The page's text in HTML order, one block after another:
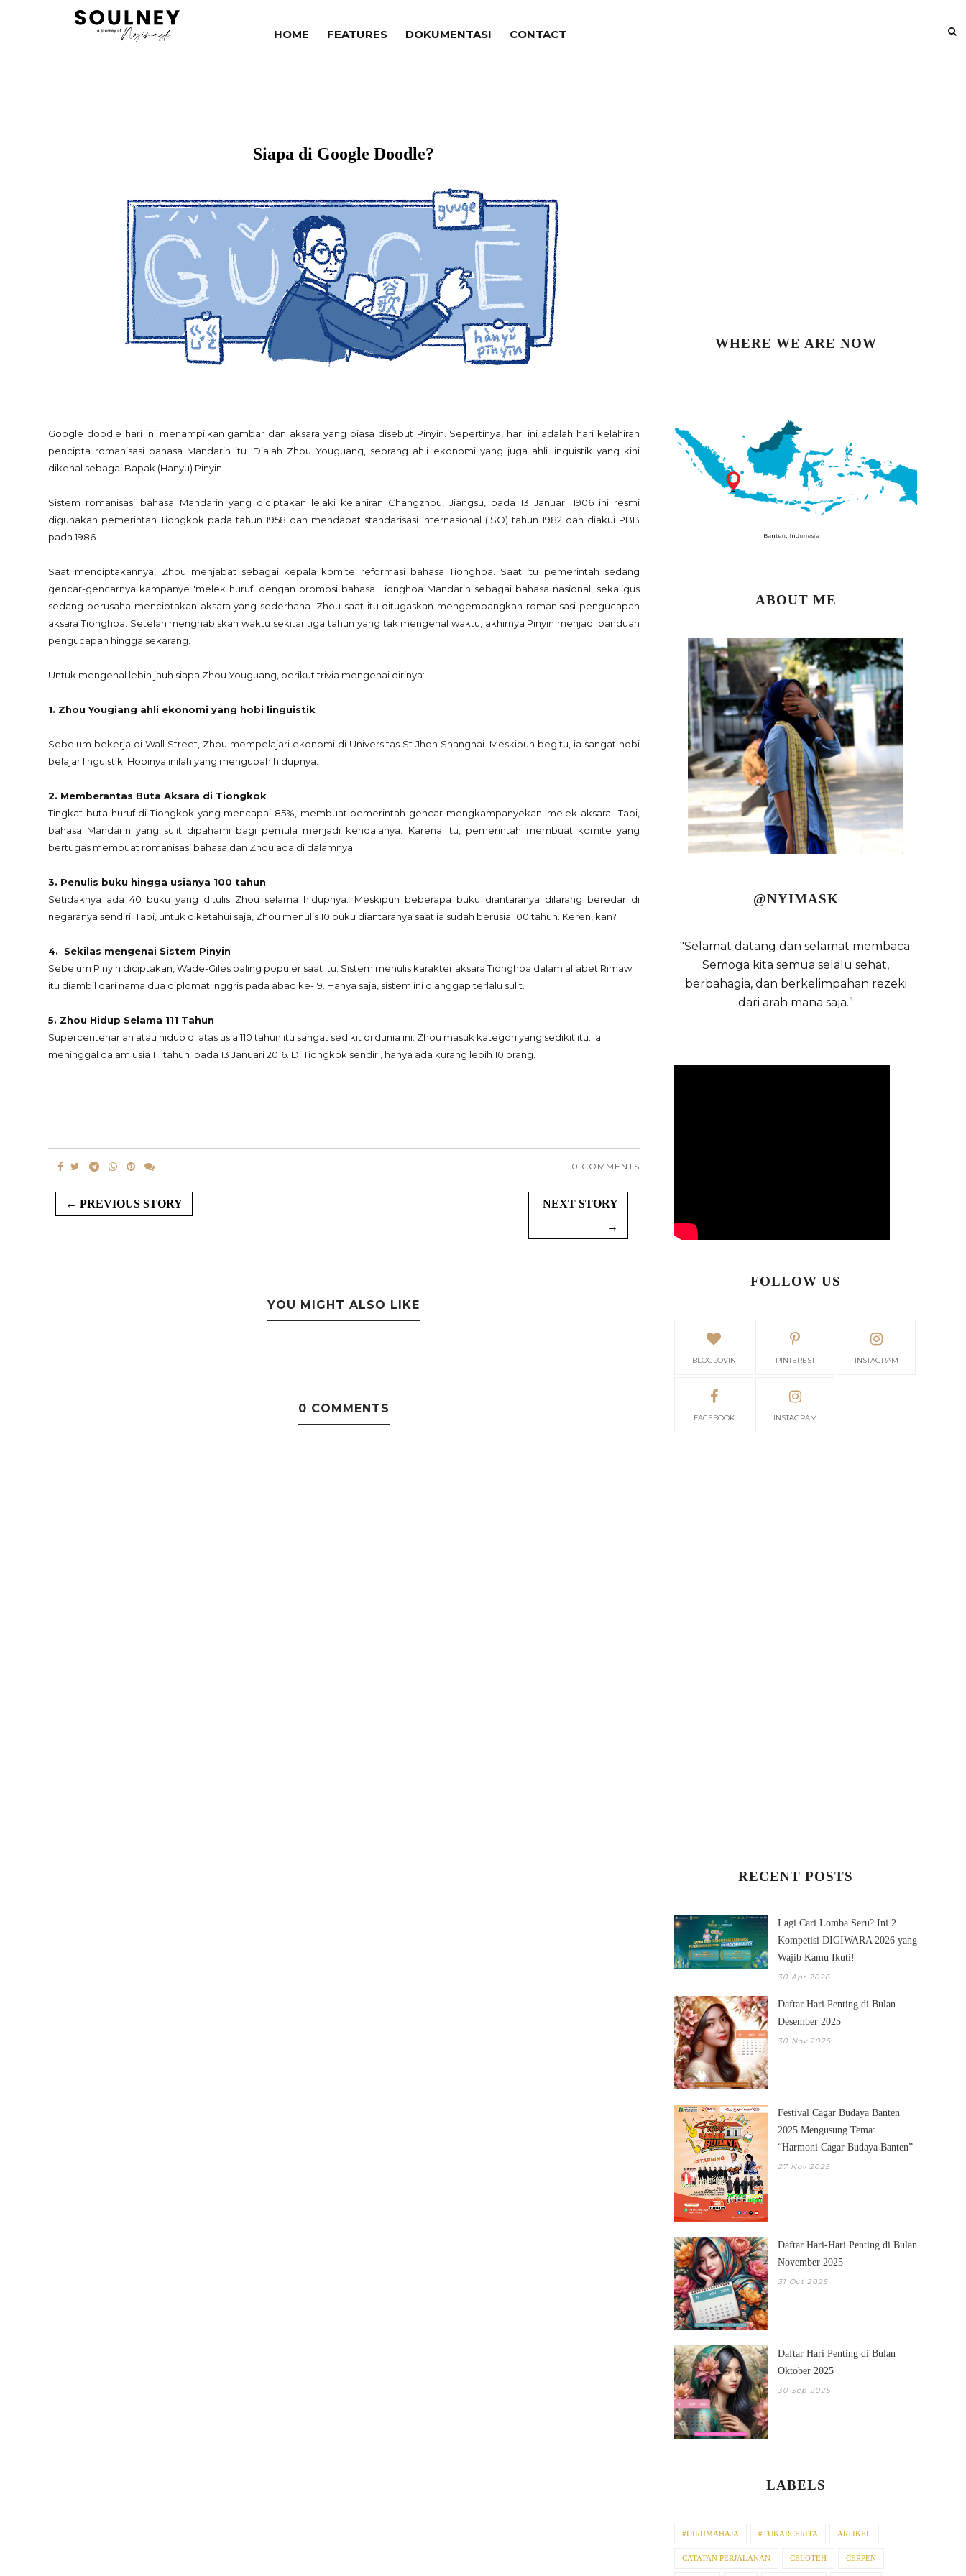
HOME FEATURES DOKUMENTASI CONTACT
Siapa di Google Doodle?
Google doodle hari ini menampilkan gambar dan aksara yang biasa disebut Pinyin. Sepertinya, hari ini adalah hari kelahiran
pencipta romanisasi bahasa Mandarin itu. Dialah Zhou Youguang, seorang ahli ekonomi yang juga ahli linguistik yang kini
dikenal sebagai Bapak (Hanyu) Pinyin.
Sistem romanisasi bahasa Mandarin yang diciptakan lelaki kelahiran Changzhou, Jiangsu, pada 13 Januari 1906 ini resmi
digunakan pemerintah Tiongkok pada tahun 1958 dan mendapat standarisasi internasional (ISO) tahun 1982 dan diakui PBB
pada 1986.
Saat menciptakannya, Zhou menjabat sebagai kepala komite reformasi bahasa Tionghoa. Saat itu pemerintah sedang
gencar-gencarnya kampanye 'melek huruf' dengan promosi bahasa Tionghoa Mandarin sebagai bahasa nasional, sekaligus
sedang berusaha menciptakan aksara yang sederhana. Zhou saat itu ditugaskan mengembangkan romanisasi pengucapan
aksara Tionghoa. Setelah menghabiskan waktu sekitar tiga tahun yang tak mengenal waktu, akhirnya Pinyin menjadi panduan
pengucapan hingga sekarang.
Untuk mengenal lebih jauh siapa Zhou Youguang, berikut trivia mengenai dirinya:
1. Zhou Yougiang ahli ekonomi yang hobi linguistik
Sebelum bekerja di Wall Street, Zhou mempelajari ekonomi di Universitas St Jhon Shanghai. Meskipun begitu, ia sangat hobi
belajar linguistik. Hobinya inilah yang mengubah hidupnya.
2. Memberantas Buta Aksara di Tiongkok
Tingkat buta huruf di Tiongkok yang mencapai 85%, membuat pemerintah gencar mengkampanyekan 'melek aksara'. Tapi,
bahasa Mandarin yang sulit dipahami bagi pemula menjadi kendalanya. Karena itu, pemerintah membuat komite yang
bertugas membuat romanisasi bahasa dan Zhou ada di dalamnya.
3. Penulis buku hingga usianya 100 tahun
Setidaknya ada 40 buku yang ditulis Zhou selama hidupnya. Meskipun beberapa buku diantaranya dilarang beredar di
negaranya sendiri. Tapi, untuk diketahui saja, Zhou menulis 10 buku diantaranya saat ia sudah berusia 100 tahun. Keren, kan?
4. Sekilas mengenai Sistem Pinyin
Sebelum Pinyin diciptakan, Wade-Giles paling populer saat itu. Sistem menulis karakter aksara Tionghoa dalam alfabet Rimawi
itu diambil dari nama dua diplomat Inggris pada abad ke-19. Hanya saja, sistem ini dianggap terlalu sulit.
5. Zhou Hidup Selama 111 Tahun
Supercentenarian atau hidup di atas usia 110 tahun itu sangat sedikit di dunia ini. Zhou masuk kategori yang sedikit itu. Ia
meninggal dalam usia 111 tahun pada 13 Januari 2016. Di Tiongkok sendiri, hanya ada kurang lebih 10 orang.
0 COMMENTS
← PREVIOUS STORY
NEXT STORY
→
YOU MIGHT ALSO LIKE
0 COMMENTS
WHERE WE ARE NOW
ABOUT ME
@NYIMASK
"Selamat datang dan selamat membaca.
Semoga kita semua selalu sehat,
berbahagia, dan berkelimpahan rezeki
dari arah mana saja.”
FOLLOW US
BLOGLOVIN PINTEREST INSTAGRAM
FACEBOOK INSTAGRAM
RECENT POSTS
Lagi Cari Lomba Seru? Ini 2
Kompetisi DIGIWARA 2026 yang
Wajib Kamu Ikuti!
30 Apr 2026
Daftar Hari Penting di Bulan
Desember 2025
30 Nov 2025
Festival Cagar Budaya Banten
2025 Mengusung Tema:
“Harmoni Cagar Budaya Banten”
27 Nov 2025
Daftar Hari-Hari Penting di Bulan
November 2025
31 Oct 2025
Daftar Hari Penting di Bulan
Oktober 2025
30 Sep 2025
LABELS
#DIRUMAHAJA #TUKARCERITA ARTIKEL
CATATAN PERJALANAN CELOTEH CERPEN